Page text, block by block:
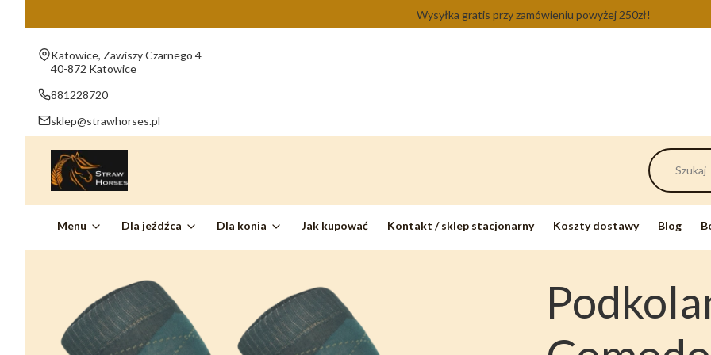
Wysyłka gratis przy zamówieniu powyżej 250zł!
Adres:
Katowice, Zawiszy Czarnego 4
40-872 Katowice
881228720
sklep@strawhorses.pl
Menu Dla jeźdźca Dla konia Jak kupować Kontakt / sklep stacjonarny Koszty dostawy Blog